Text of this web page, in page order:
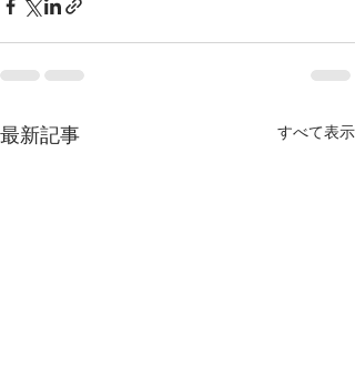
最新記事 すべて表示